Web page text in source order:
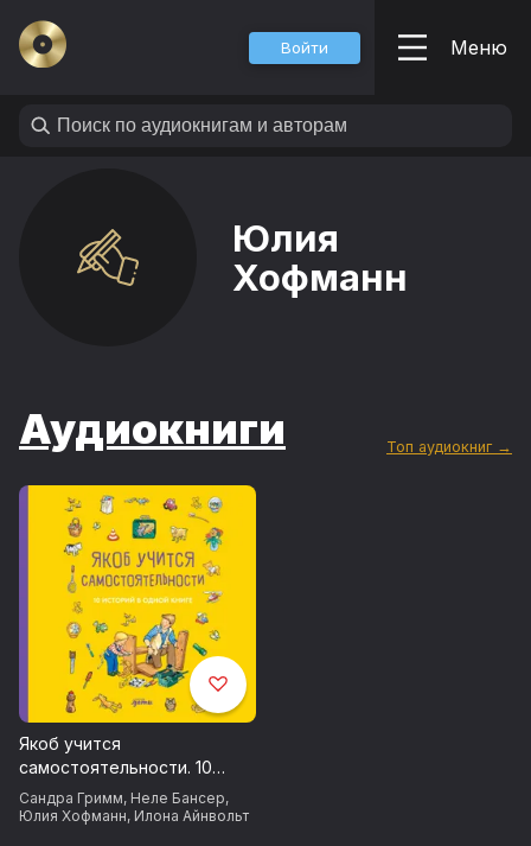
Войти Меню
Юлия
Хофманн
Аудиокниги Топ аудиокниг →
Якоб учится
самостоятельности. 10
историй в одной книге
Сандра Гримм, Неле Бансер,
Юлия Хофманн, Илона Айнвольт